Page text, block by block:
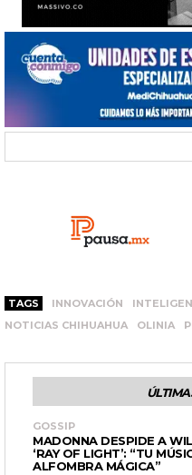
TAGS INNOVACIÓN
NOTICIAS CHIHUAHUA
OLINIA
GOSSIP
MADONNA DESPIDE A
‘RAY OF LIGHT’: “TU
ALFOMBRA MÁGICA”